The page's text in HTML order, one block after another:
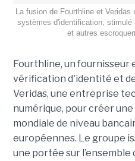
La fusion de Fourthline et
systèmes d'identification, stimulé
et autres
Fourthline, un fournisseur
vérification d'identité et
Veridas, une entreprise
numérique, pour créer
mondiale de niveau
européennes. Le groupe
une portée sur l’ensemble